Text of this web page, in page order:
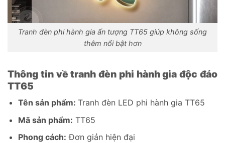
Tranh đèn phi hành gia ấn tượng TT65 giúp không sống
thêm nổi bật hơn
Thông tin về tranh đèn phi hành gia độc đáo
TT65
Tên sản phẩm: Tranh đèn LED phi hành gia TT65
Mã sản phẩm: TT65
Phong cách: Đơn giản hiện đại